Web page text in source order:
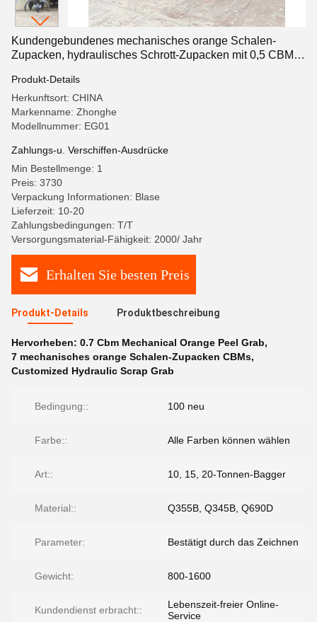
Kundengebundenes mechanisches orange Schalen-
Zupacken, hydraulisches Schrott-Zupacken mit 0,5 CBM
Produkt-Details
Herkunftsort: CHINA
Markenname: Zhonghe
Modellnummer: EG01
Zahlungs-u. Verschiffen-Ausdrücke
Min Bestellmenge: 1
Preis: 3730
Verpackung Informationen: Blase
Lieferzeit: 10-20
Zahlungsbedingungen: T/T
Versorgungsmaterial-Fähigkeit: 2000/ Jahr
Erhalten Sie besten Preis
Produkt-Details Produktbeschreibung
Hervorheben: 0.7 Cbm Mechanical Orange Peel Grab,
7 mechanisches orange Schalen-Zupacken CBMs,
Customized Hydraulic Scrap Grab
Bedingung:: 100 neu
Farbe:: Alle Farben können wählen
Art:: 10, 15, 20-Tonnen-Bagger
Material:: Q355B, Q345B, Q690D
Parameter: Bestätigt durch das Zeichnen
Gewicht: 800-1600
Kundendienst erbracht::
Lebenszeit-freier Online-
Service